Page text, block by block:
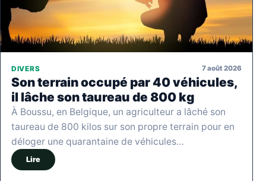
DIVERS 7 août 2026
Son terrain occupé par 40 véhicules,
il lâche son taureau de 800 kg
À Boussu, en Belgique, un agriculteur a lâché son
taureau de 800 kilos sur son propre terrain pour en
déloger une quarantaine de véhicules…
Lire